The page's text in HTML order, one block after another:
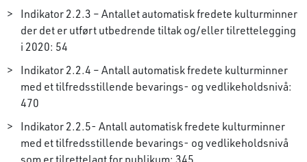
Indikator 2.2.3 – Antallet automatisk fredete kulturminner
der det er utført utbedrende tiltak og/eller tilrettelegging
i 2020: 54
Indikator 2.2.4 – Antall automatisk fredete kulturminner
med et tilfredsstillende bevarings- og vedlikeholdsnivå:
470
Indikator 2.2.5- Antall automatisk fredete kulturminner
med et tilfredsstillende bevarings- og ved­likeholdsnivå
som er tilrettelagt for publikum: 345